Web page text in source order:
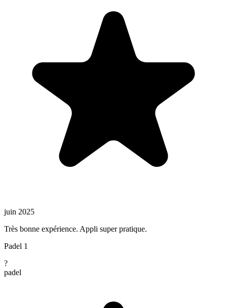
juin 2025
Très bonne expérience. Appli super pratique.
Padel 1
?
padel